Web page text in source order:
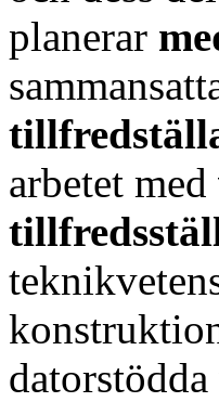
planerar
arbetet med